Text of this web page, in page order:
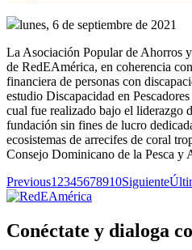
lunes, 6 de septiembre de 2021
La Asociación Popular de Ahorros
de RedEAmérica, en coherencia
financiera de personas con
estudio Discapacidad en
cual fue realizado bajo el liderazgo
fundación sin fines de lucro
ecosistemas de arrecifes de coral
Consejo Dominicano de la Pesca
Previous1 2345678910Siguiente
Conéctate y dialoga